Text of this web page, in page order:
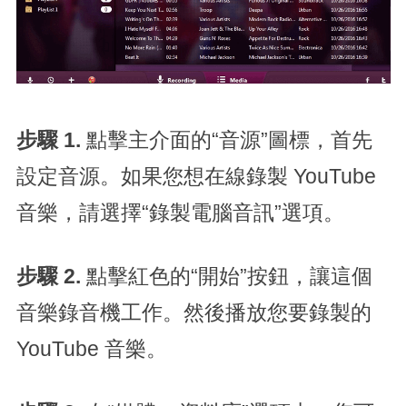
步驟 1. 點擊主介面的“音源”圖標，首先
設定音源。如果您想在線錄製 YouTube
音樂，請選擇“錄製電腦音訊”選項。
步驟 2. 點擊紅色的“開始”按鈕，讓這個
音樂錄音機工作。然後播放您要錄製的
YouTube 音樂。